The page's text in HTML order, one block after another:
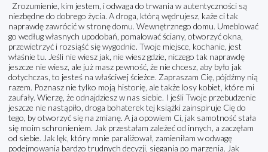
Zrozumienie, kim jestem, i odwaga do trwania w autentyczności są
niezbędne do dobrego życia. A droga, którą wędrujesz, każe ci tak
naprawdę zawrócić w stronę domu. Wewnętrznego domu. Umeblować
go według własnych upodobań, pomalować ściany, otworzyć okna,
przewietrzyć i rozsiąść się wygodnie. Twoje miejsce, kochanie, jest
właśnie tu. Jeśli nie wiesz jak, nie wiesz gdzie, niczego tak naprawdę
jeszcze nie wiesz, ale już masz pewność, że nie chcesz, aby było jak
dotychczas, to jesteś na właściwej ścieżce. Zapraszam Cię, pójdźmy nią
razem. Poznasz nie tylko moją historię, ale także losy kobiet, które mi
zaufały. Wierzę, że odnajdziesz w nas siebie. I jeśli Twoje przebudzenie
jeszcze nie nastąpiło, droga bohaterek tej książki zainspiruje Cię do
tego, by otworzyć się na zmianę. A ja opowiem Ci, jak samotność stała
się moim schronieniem. Jak przestałam zależeć od innych, a zaczęłam
od siebie. Jak lęk, który mnie paraliżował, zamieniłam w odwagę
podejmowania bardzo trudnych decyzji, sięgania po marzenia. Jak